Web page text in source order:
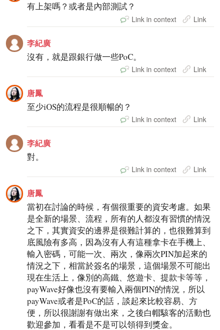
有上架嗎？或者是內部測試？
Link in context Link
李紀廣
沒有，就是跟銀行做一些PoC。
Link in context Link
唐鳳
至少iOS的流程是很順暢的？
Link in context Link
李紀廣
對。
Link in context Link
唐鳳
當初在討論的時候，有個很重要的資安考慮。如果
是全新的場景、流程，所有的人都沒有習慣的情況
之下，其實資安的邊界是很難計算的，也很難算到
底風險有多高，因為沒有人有這種拿卡在手機上、
輸入密碼，可能一次、兩次，像兩次PIN加起來的
情況之下，相當於簽名的場景，這個場景不可能出
現在生活上，像別的高鐵、悠遊卡、提款卡等等，
payWave好像也沒有要輸入兩個PIN的情況，所以
payWave或者是PoC的話，談起來比較容易、方
便，所以很謝謝有做出來，之後白帽駭客的活動也
歡迎參加，看看是不是可以領得到獎金。